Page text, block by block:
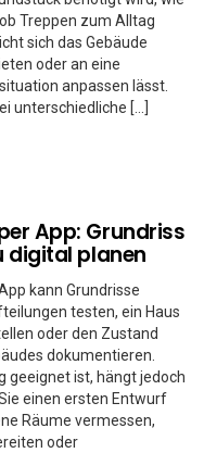
Treppen zum Alltag
sich das Gebäude
oder an eine
anpassen lässt.
unterschiedliche […]
App: Grundriss
digital planen
kann Grundrisse
testen, ein Haus
oder den Zustand
dokumentieren.
geeignet ist, hängt jedoch
einen ersten Entwurf
Räume vermessen,
oder